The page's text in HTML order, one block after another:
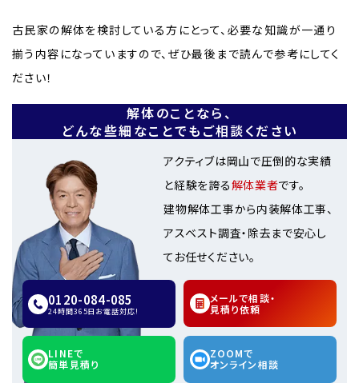
古民家の解体を検討している方にとって、必要な知識が一通り
揃う内容になっていますので、ぜひ最後まで読んで参考にしてく
ださい！
解体のことなら、
どんな些細なことでもご相談ください
アクティブは岡山で圧倒的な実績
と経験を誇る解体業者です。
建物解体工事から内装解体工事、
アスベスト調査・除去まで安心し
てお任せください。
0120-084-085
24時間365日お電話対応!
メールで相談・
見積り依頼
LINEで
簡単見積り
ZOOMで
オンライン相談